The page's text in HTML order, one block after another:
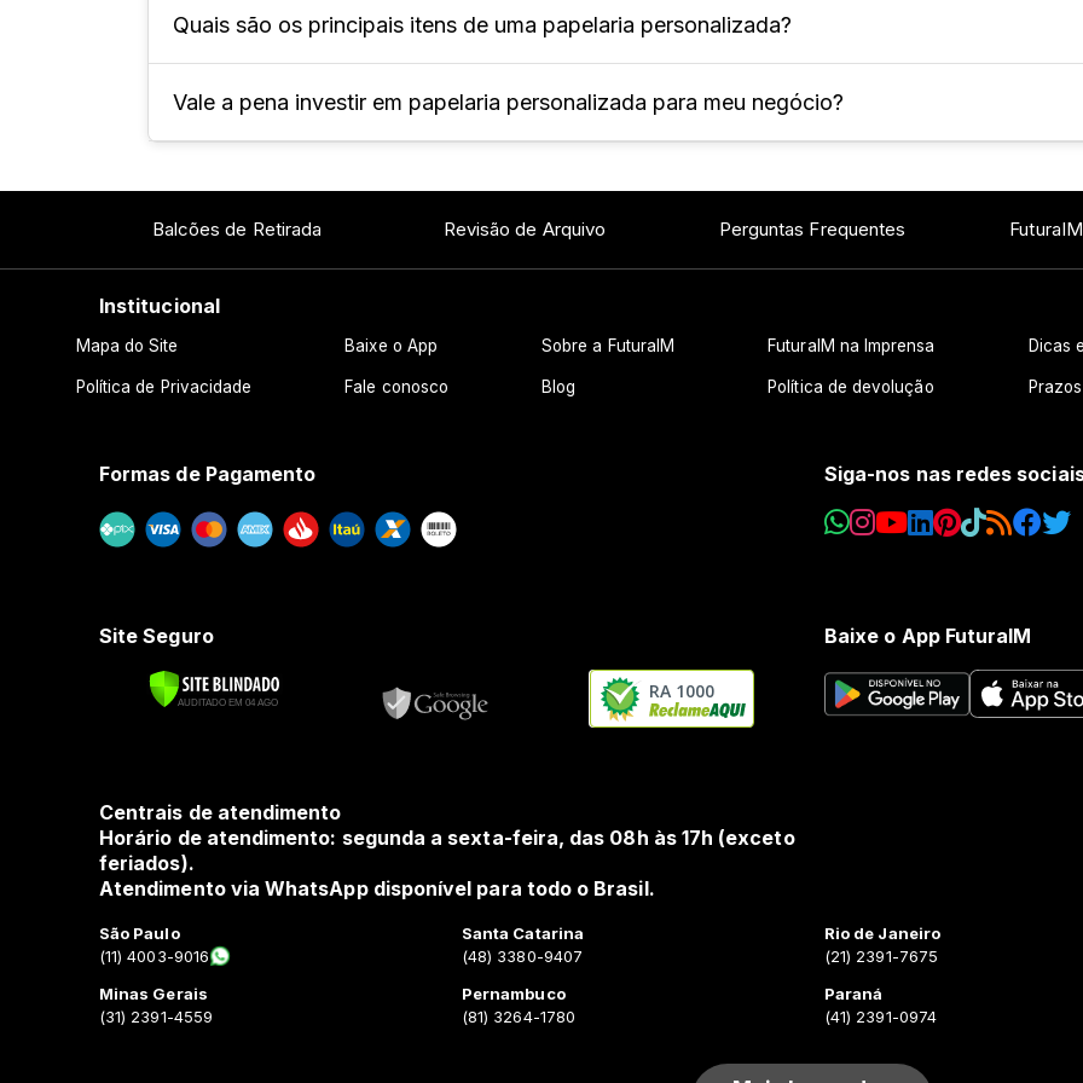
Ela é um conjunto de produtos de papelaria criados de acordo com as preferências e
empresa, com o objetivo de expressar uma identidade visual única e exclusiva.
Quais são os principais itens de uma papelaria personalizada?
Há diversos itens de papelaria que podem ser personalizados no dia a dia, entre eles:
personalizado e envelope saco.
Vale a pena investir em papelaria personalizada para meu negócio?
Balcões de Retirada Revisão de Arquivo Perguntas Frequentes
Institucional
Mapa do Site Baixe o App Sobre a FuturaIM FuturaIM na Imprensa Dicas
Política de Privacidade Fale conosco Blog Política de devolução Prazos
Formas de Pagamento Siga-nos nas redes
Site Seguro
RA 1000
Baixe o App FuturaIM
Centrais de atendimento
Horário de atendimento: segunda a sexta-feira, das 08h às 17h (exceto
feriados).
Atendimento via WhatsApp disponível para todo o Brasil.
São Paulo
(11) 4003-9016
Minas Gerais
(31) 2391-4559
Santa Catarina
(48) 3380-9407
Pernambuco
(81) 3264-1780
Rio de Janeiro
(21) 2391-7675
Paraná
(41) 2391-0974